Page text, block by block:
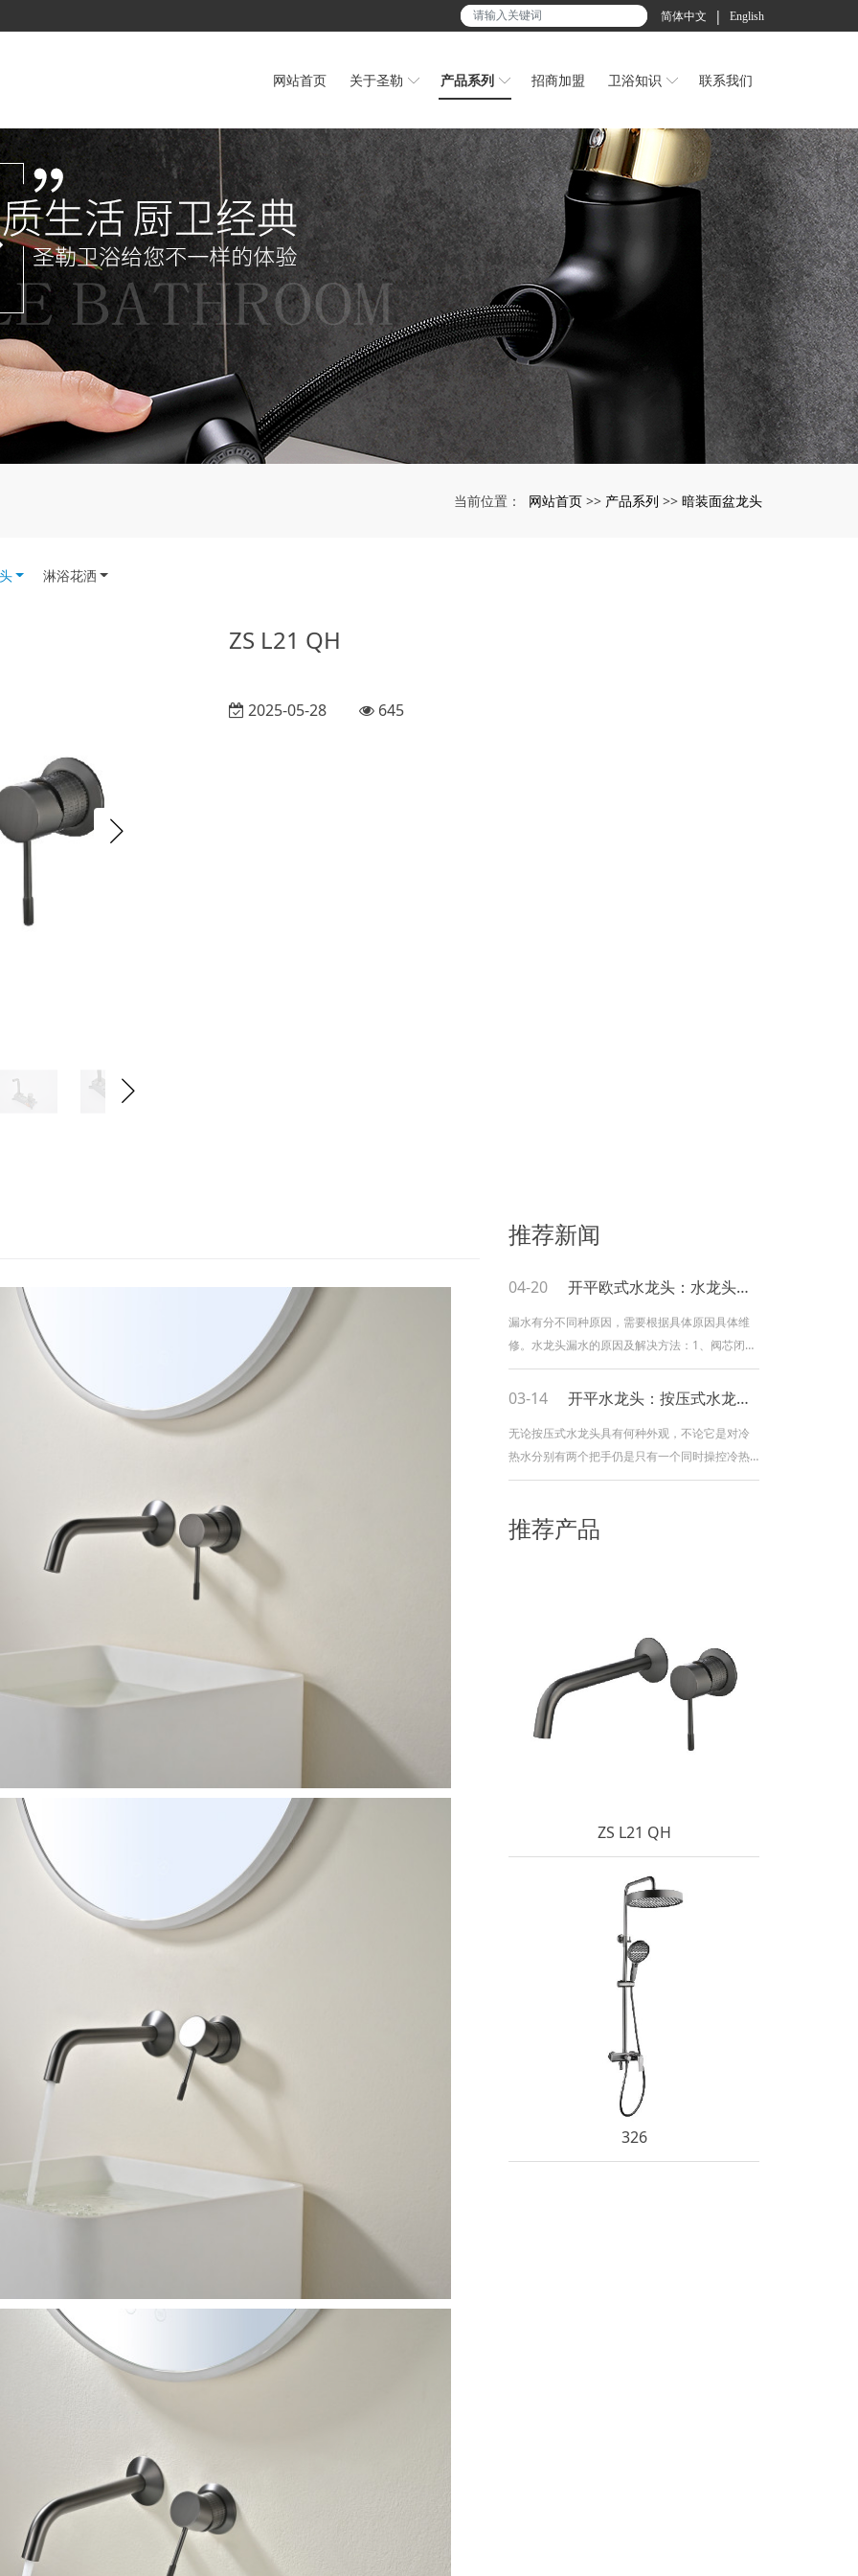
简体中文 | English
网站首页 关于圣勒 产品系列 招商加盟 卫浴知识 联系我们
当前位置： 网站首页 >> 产品系列 >> 暗装面盆龙头
淋浴花洒
ZS L21 QH
2025-05-28 645
推荐新闻
04-20 开平欧式水龙头：水龙头漏水怎么修
漏水有分不同种原因，需要根据具体原因具体维
修。水龙头漏水的原因及解决方法：1、阀芯闭合
不严密家中水质太差，会让水龙头里面积存很多
垃圾，如果没有定期清理的话，就会导致里面的
以把水龙头卸下来冲洗一下，看滴水情况是否有
所改良。2、阀芯松动或位移
03-14 开平水龙头：按压式水龙头维修保养
无论按压式水龙头具有何种外观，不论它是对冷
热水分别有两个把手仍是只有一个同时操控冷热
水的把手，它都是按照某些基本原理来工作的。
式水龙头并修理滴水的问题：所需工具：用这些
推荐产品
ZS L21 QH
326